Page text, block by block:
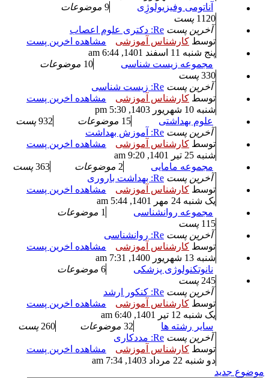
آناتومی وفیزیولوژِی
9 موضوعات
1120 پست
آخرین پست Re: دکتری علوم اعصاب
توسط کارشناس آموزشی
مشاهده اخرین پست
پنج شنبه 11 اسفند 1401, 6:44 am
مجموعه زیست شناسی
10 موضوعات
330 پست
آخرین پست Re: زیست شناسی
توسط کارشناس آموزشی
مشاهده اخرین پست
شنبه 10 شهریور 1403, 5:30 pm
علوم بهداشتی
15 موضوعات 932 پست
آخرین پست Re: آموزش بهداشت
توسط کارشناس آموزشی
مشاهده اخرین پست
شنبه 25 تیر 1401, 9:20 am
مجموعه مامایی
2 موضوعات 363 پست
آخرین پست Re: بهداشت باروری
توسط کارشناس آموزشی
مشاهده اخرین پست
یک شنبه 24 مهر 1401, 5:44 am
مجموعه روانشناسی
1 موضوعات
115 پست
آخرین پست Re: روانشناسی
توسط کارشناس آموزشی
مشاهده اخرین پست
شنبه 13 شهریور 1400, 7:31 am
نانوتکنولوژی پزشکی
6 موضوعات
245 پست
آخرین پست Re: کنکور ارشد
توسط کارشناس آموزشی
مشاهده اخرین پست
یک شنبه 12 تیر 1401, 6:40 am
سایر رشته ها
32 موضوعات 260 پست
آخرین پست Re: مددکاری
توسط کارشناس آموزشی
مشاهده اخرین پست
دو شنبه 22 مرداد 1403, 7:34 am
موضوع جدید